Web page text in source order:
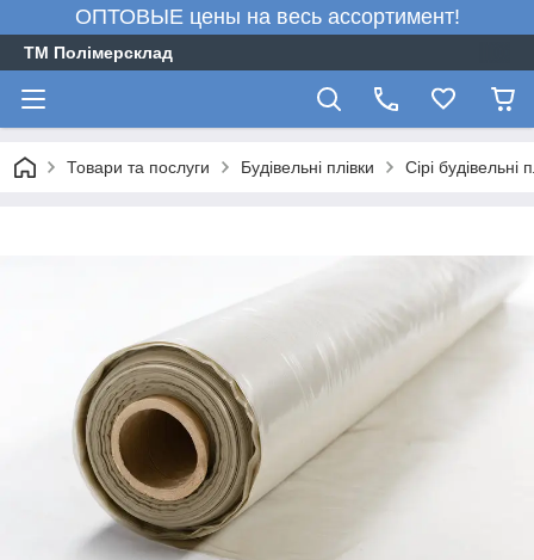
ОПТОВЫЕ цены на весь ассортимент!
ТМ Полімерсклад
Товари та послуги Будівельні плівки Сірі будівельні